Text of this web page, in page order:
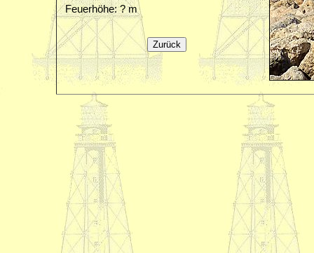
Feuerhöhe: ? m